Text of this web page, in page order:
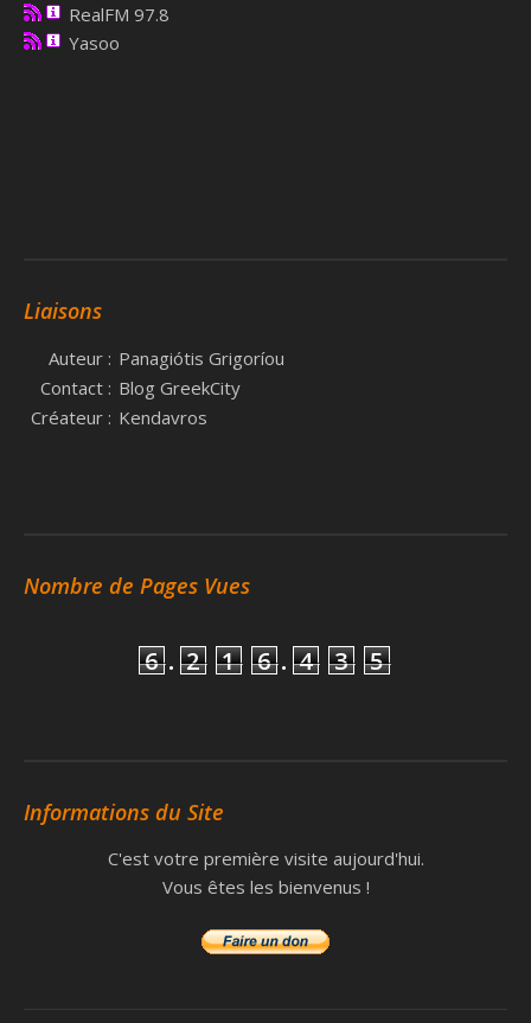
RealFM 97.8
Yasoo
Liaisons
Auteur : Panagiótis Grigoríou
Contact : Blog GreekCity
Créateur : Kendavros
Nombre de Pages Vues
6 . 2 1 6 . 4 3 5
Informations du Site
C'est votre première visite aujourd'hui.
Vous êtes les bienvenus !